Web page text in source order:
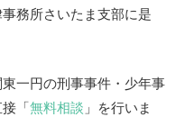
務所さいたま支部に是
一円の刑事事件・少年事
「無料相談 」を行いま